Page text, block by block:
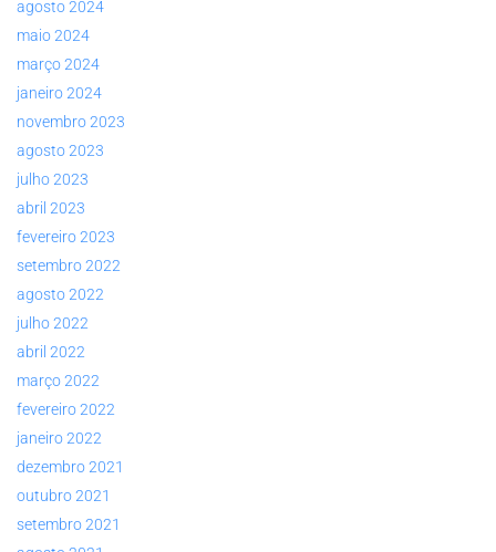
agosto 2024
maio 2024
março 2024
janeiro 2024
novembro 2023
agosto 2023
julho 2023
abril 2023
fevereiro 2023
setembro 2022
agosto 2022
julho 2022
abril 2022
março 2022
fevereiro 2022
janeiro 2022
dezembro 2021
outubro 2021
setembro 2021